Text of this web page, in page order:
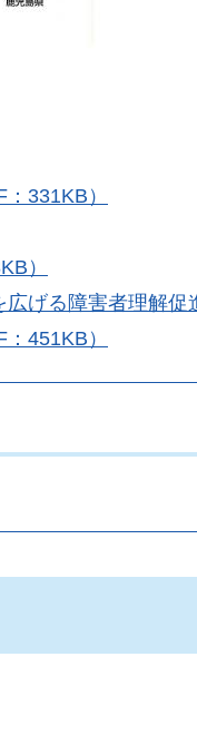
331KB）
）
げる障害者理解促
451KB）